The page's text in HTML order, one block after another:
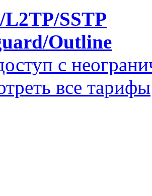
L2TP/SSTP
Outline
с
все тарифы